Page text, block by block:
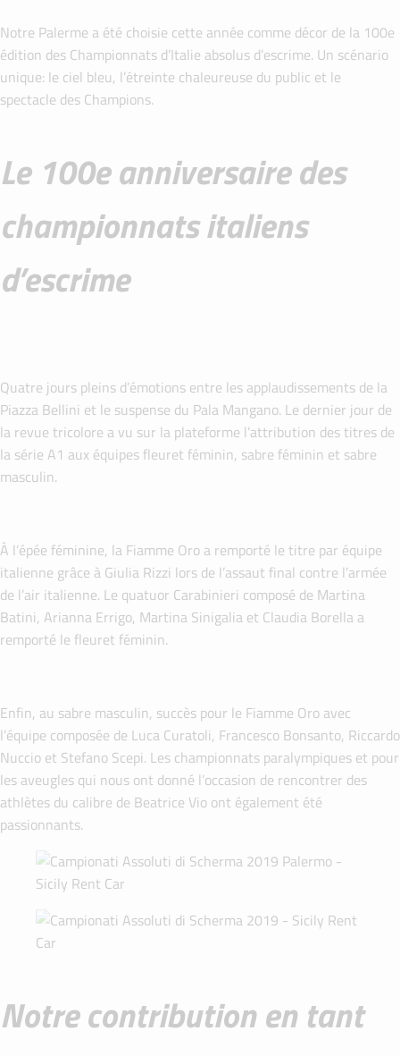
Notre Palerme a été choisie cette année comme décor de la 100e
édition des Championnats d’Italie absolus d’escrime. Un scénario
unique: le ciel bleu, l’étreinte chaleureuse du public et le
spectacle des Champions.
Le 100e anniversaire des
championnats italiens
d’escrime
Quatre jours pleins d’émotions entre les applaudissements de la
Piazza Bellini et le suspense du Pala Mangano. Le dernier jour de
la revue tricolore a vu sur la plateforme l’attribution des titres de
la série A1 aux équipes fleuret féminin, sabre féminin et sabre
masculin.
À l’épée féminine, la Fiamme Oro a remporté le titre par équipe
italienne grâce à Giulia Rizzi lors de l’assaut final contre l’armée
de l’air italienne. Le quatuor Carabinieri composé de Martina
Batini, Arianna Errigo, Martina Sinigalia et Claudia Borella a
remporté le fleuret féminin.
Enfin, au sabre masculin, succès pour le Fiamme Oro avec
l’équipe composée de Luca Curatoli, Francesco Bonsanto, Riccardo
Nuccio et Stefano Scepi. Les championnats paralympiques et pour
les aveugles qui nous ont donné l’occasion de rencontrer des
athlètes du calibre de Beatrice Vio ont également été
passionnants.
Notre contribution en tant